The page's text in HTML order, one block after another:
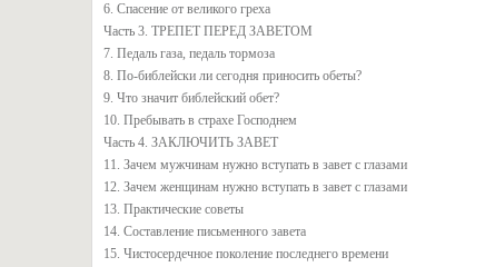
6. Спасение от великого греха
Часть 3. ТРЕПЕТ ПЕРЕД ЗАВЕТОМ
7. Педаль газа, педаль тормоза
8. По-библейски ли сегодня приносить обеты?
9. Что значит библейский обет?
10. Пребывать в страхе Господнем
Часть 4. ЗАКЛЮЧИТЬ ЗАВЕТ
11. Зачем мужчинам нужно вступать в завет с глазами
12. Зачем женщинам нужно вступать в завет с глазами
13. Практические советы
14. Составление письменного завета
15. Чистосердечное поколение последнего времени